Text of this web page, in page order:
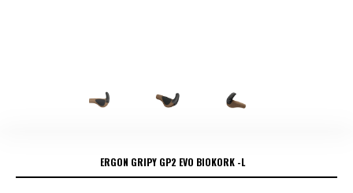
ERGON GRIPY GP2 EVO BIOKORK -L